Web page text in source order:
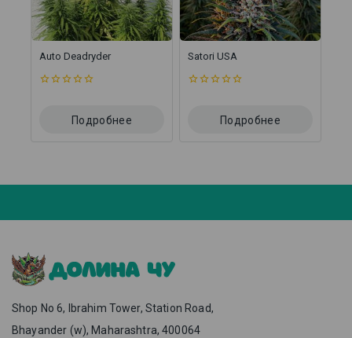
Auto Deadryder
Подробнее
Satori USA
Подробнее
Shop No 6, Ibrahim Tower, Station Road,
Bhayander (w), Maharashtra, 400064